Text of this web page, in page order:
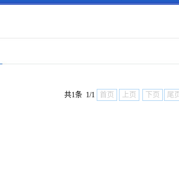
共1条 1/1
首页 上页 下页 尾